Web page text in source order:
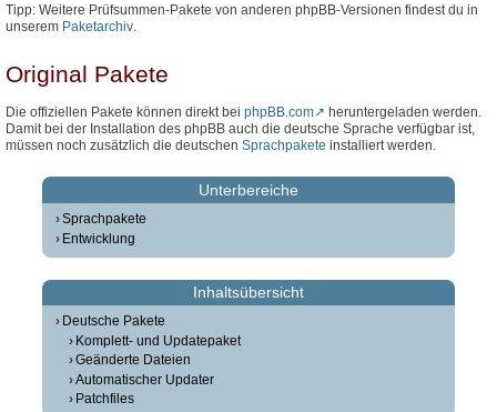
Tipp: Weitere Prüfsummen-Pakete von anderen phpBB-Versionen findest du in
unserem Paketarchiv.
Original Pakete
Die offiziellen Pakete können direkt bei phpBB.com
heruntergeladen werden.
Damit bei der Installation des phpBB auch die deutsche Sprache verfügbar ist,
müssen noch zusätzlich die deutschen Sprachpakete installiert werden.
Unterbereiche
Sprachpakete
Entwicklung
Inhaltsübersicht
Deutsche Pakete
Komplett- und Updatepaket
Geänderte Dateien
Automatischer Updater
Patchfiles